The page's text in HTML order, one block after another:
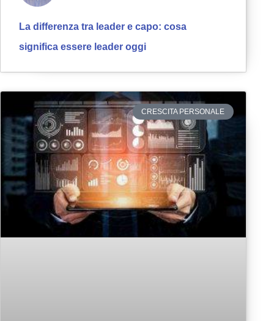
La differenza tra leader e capo: cosa
significa essere leader oggi
CRESCITA PERSONALE